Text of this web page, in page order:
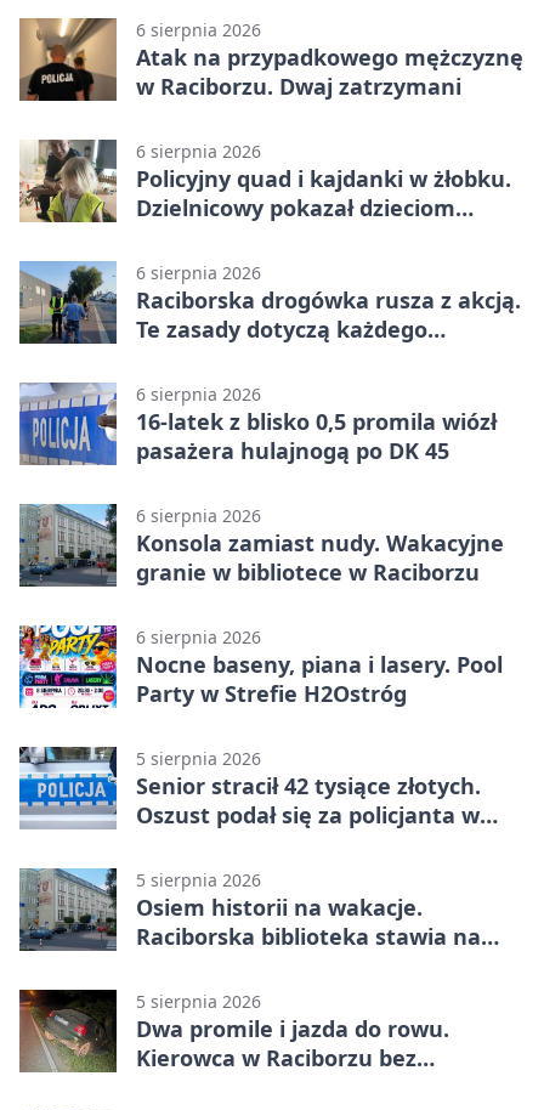
6 sierpnia 2026
Atak na przypadkowego mężczyznę
w Raciborzu. Dwaj zatrzymani
6 sierpnia 2026
Policyjny quad i kajdanki w żłobku.
Dzielnicowy pokazał dzieciom
6 sierpnia 2026
Raciborska drogówka rusza z akcją.
Te zasady dotyczą każdego
6 sierpnia 2026
16-latek z blisko 0,5 promila wiózł
pasażera hulajnogą po DK 45
6 sierpnia 2026
Konsola zamiast nudy. Wakacyjne
granie w bibliotece w Raciborzu
6 sierpnia 2026
Nocne baseny, piana i lasery. Pool
Party w Strefie H2Ostróg
5 sierpnia 2026
Senior stracił 42 tysiące złotych.
Oszust podał się za policjanta w
5 sierpnia 2026
Osiem historii na wakacje.
Raciborska biblioteka stawia na
5 sierpnia 2026
Dwa promile i jazda do rowu.
Kierowca w Raciborzu bez